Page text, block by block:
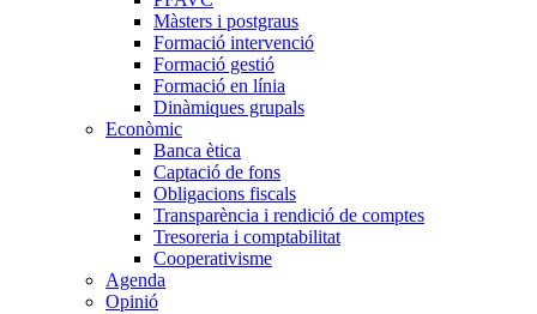
Màsters i postgraus
Formació intervenció
Formació gestió
Formació en línia
Dinàmiques grupals
Econòmic
Banca ètica
Captació de fons
Obligacions fiscals
Transparència i rendició de comptes
Tresoreria i comptabilitat
Cooperativisme
Agenda
Opinió